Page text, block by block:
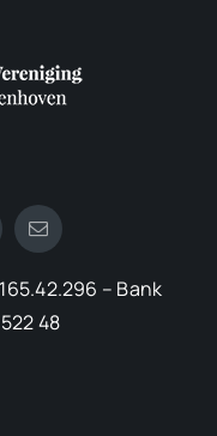
– Bank
48